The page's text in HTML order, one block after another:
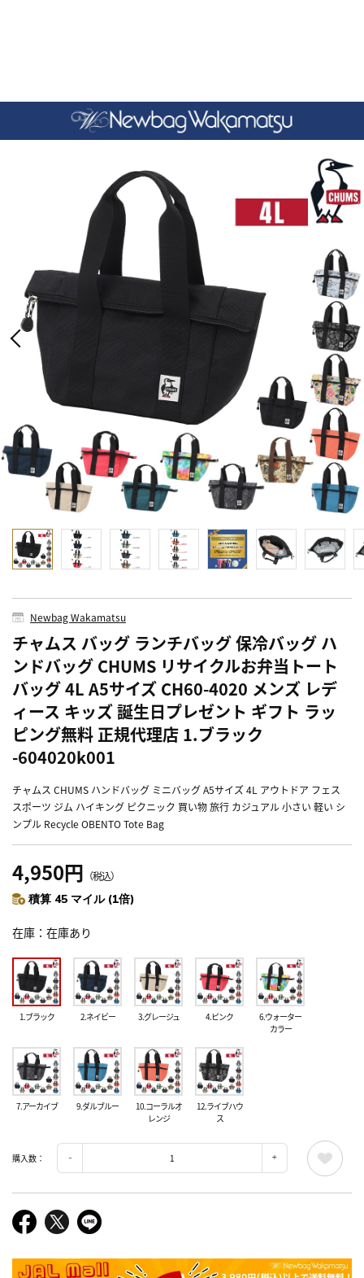
Newbag Wakamatsu
チャムス バッグ ランチバッグ 保冷バッグ ハ
ンドバッグ CHUMS リサイクルお弁当トート
バッグ 4L A5サイズ CH60-4020 メンズ レデ
ィース キッズ 誕生日プレゼント ギフト ラッ
ピング無料 正規代理店 1.ブラック
-604020k001
チャムス CHUMS ハンドバッグ ミニバッグ A5サイズ 4L アウトドア フェス
スポーツ ジム ハイキング ピクニック 買い物 旅行 カジュアル 小さい 軽い シ
ンプル Recycle OBENTO Tote Bag
4,950円 （税込）
積算 45 マイル (1倍)
在庫 在庫あり
1.ブラック 2.ネイビー 3.グレージュ 4.ピンク
6.ウォーター
カラー
7.アーカイブ 9.ダルブルー
10.コーラルオ
レンジ
12.ライブハウ
ス
購入数：